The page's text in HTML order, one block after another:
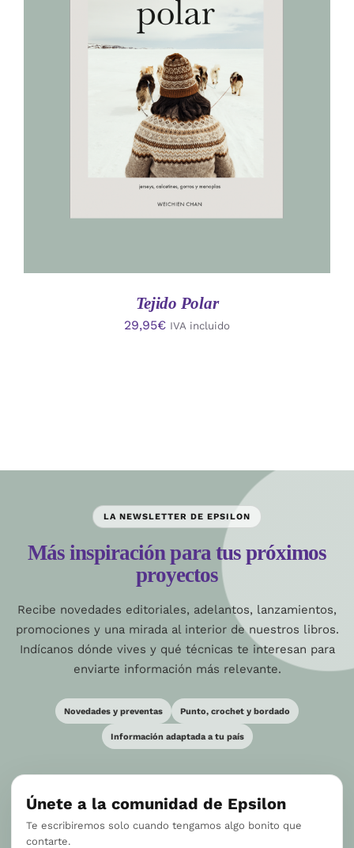
AÑADIR AL CARRITO
/
Tejido Polar
29,95€ IVA incluido
LA NEWSLETTER DE EPSILON
Más inspiración para tus próximos
proyectos
Recibe novedades editoriales, adelantos, lanzamientos,
promociones y una mirada al interior de nuestros libros.
Indícanos dónde vives y qué técnicas te interesan para
enviarte información más relevante.
Novedades y preventas Punto, crochet y bordado
Información adaptada a tu país
Únete a la comunidad de Epsilon
Te escribiremos solo cuando tengamos algo bonito que
contarte.